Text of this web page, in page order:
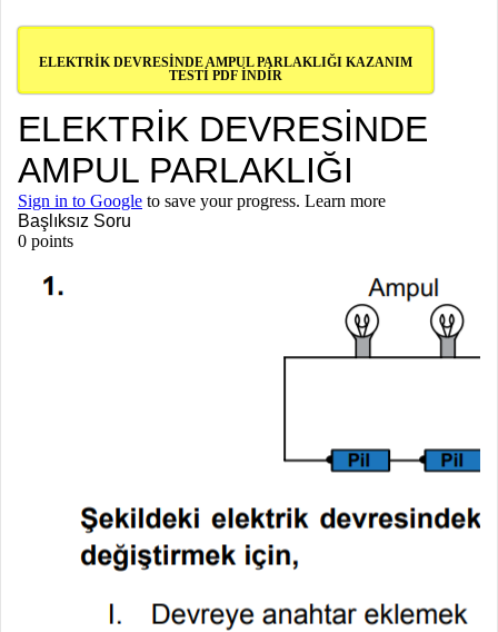
ELEKTRİK DEVRESİNDE AMPUL PARLAKLIĞI KAZANIM
TESTİ PDF İNDİR